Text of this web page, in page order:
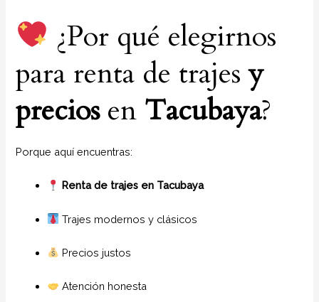
¿Por qué elegirnos
para renta de trajesy
precios en Tacubaya?
Porque aquí encuentras:
Renta de trajes en Tacubaya
Trajes modernos y clásicos
Precios justos
Atención honesta